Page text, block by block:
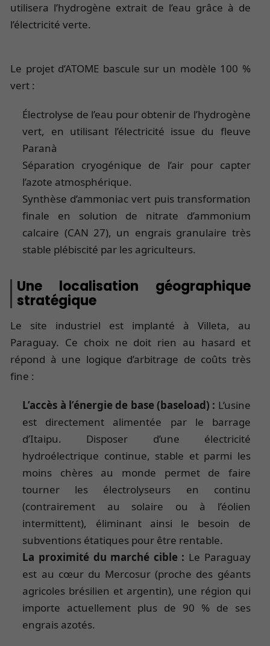
utilisera l’hydrogène extrait de l’eau grâce à de
l’électricité verte.
Le projet d’ATOME bascule sur un modèle 100 %
vert :
Électrolyse de l’eau pour obtenir de l’hydrogène
vert, en utilisant l’électricité issue du fleuve
Paranà
Séparation cryogénique de l’air pour capter
l’azote atmosphérique.
Synthèse d’ammoniac vert puis transformation
finale en solution de nitrate d’ammonium
calcaire (CAN 27), un engrais granulaire très
stable plébiscité par les agriculteurs.
Une localisation géographique
stratégique
Le site industriel est implanté à Villeta, au
Paraguay. Ce choix ne doit rien au hasard et
répond à une logique d’arbitrage de coûts très
fine :
L’accès à l’énergie de base (baseload) : L’usine
est directement alimentée par le barrage
d’Itaipu. Disposer d’une électricité
hydroélectrique continue, stable et parmi les
moins chères au monde permet de faire
tourner les électrolyseurs en continu
(contrairement au solaire ou à l’éolien
intermittent), éliminant ainsi le besoin de
subventions étatiques pour être rentable.
La proximité du marché cible : Le Paraguay
est au cœur du Mercosur (proche des géants
agricoles brésilien et argentin), une région qui
importe actuellement plus de 90 % de ses
engrais azotés.